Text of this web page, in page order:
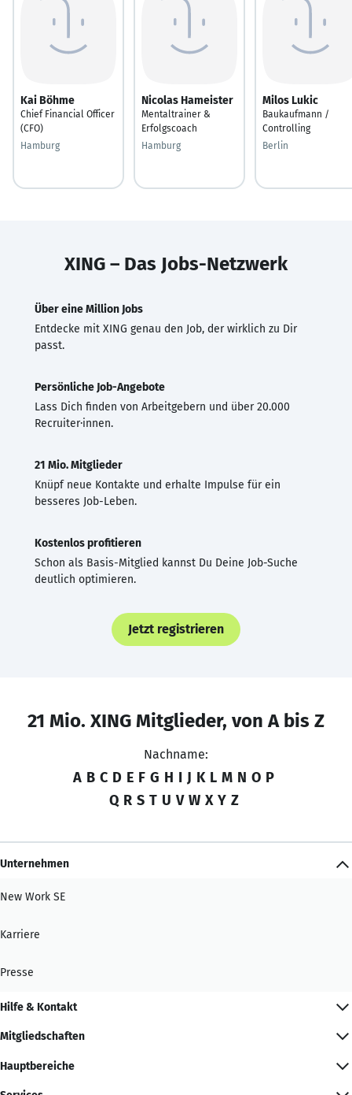
Kai Böhme
Chief Financial Officer
(CFO)
Hamburg
Nicolas Hameister
Mentaltrainer &
Erfolgscoach
Hamburg
Milos Lukic
Baukaufmann /
Controlling
Berlin
XING – Das Jobs-Netzwerk
Über eine Million Jobs
Entdecke mit XING genau den Job, der wirklich zu Dir
passt.
Persönliche Job-Angebote
Lass Dich finden von Arbeitgebern und über 20.000
Recruiter·innen.
21 Mio. Mitglieder
Knüpf neue Kontakte und erhalte Impulse für ein
besseres Job-Leben.
Kostenlos profitieren
Schon als Basis-Mitglied kannst Du Deine Job-Suche
deutlich optimieren.
Jetzt registrieren
21 Mio. XING Mitglieder, von A bis Z
Nachname:
A B C D E F G H I J K L M N O P
Q R S T U V W X Y Z
Unternehmen
New Work SE
Karriere
Presse
Hilfe & Kontakt
Mitgliedschaften
Hauptbereiche